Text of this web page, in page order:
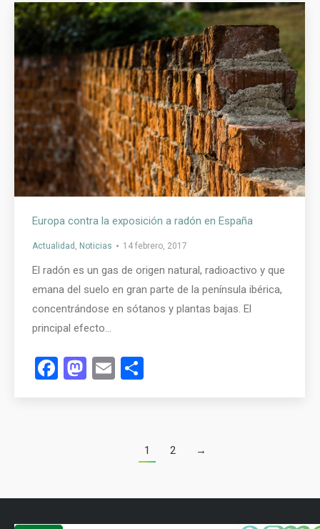
Europa contra la exposición a radón en España
Actualidad Noticias 14 febrero, 2017
El radón es un gas de origen natural, radioactivo y que
emana del suelo en gran parte de la península ibérica,
concentrándose en sótanos y plantas bajas. El
principal efecto…
Facebook
Mastodon
Email
1 2 →